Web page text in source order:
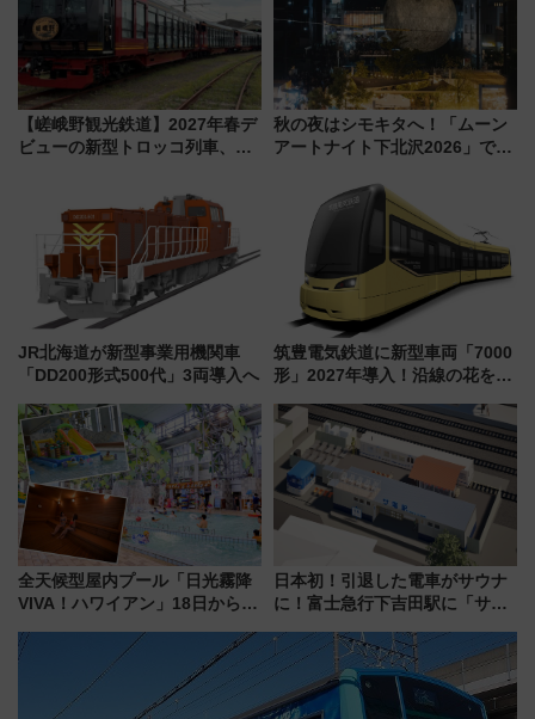
【嵯峨野観光鉄道】2027年春デ
ビューの新型トロッコ列車、い
秋の夜はシモキタへ！「ムーン
アートナイト下北沢2026」でイ
を満喫しよう
JR北海道が新型事業用機関車
「DD200形式500代」3両導入へ
筑豊電気鉄道に新型車両「7000
形」2027年導入！沿線の花をイ
内は落ち着いたゆとりある空間
全天候型屋内プール「日光霧降
VIVA！ハワイアン」18日から営
ァミリーから大人まで幅広い世
代が一日中楽しる夏のリゾート
を楽しんで
日本初！引退した電車がサウナ
に！富士急行下吉田駅に「サ電
業 行き交う電車の音や振動を
感じながら「ととのう」新感覚